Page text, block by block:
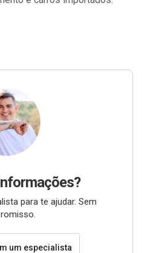
para te ajudar. Sem
um especialista